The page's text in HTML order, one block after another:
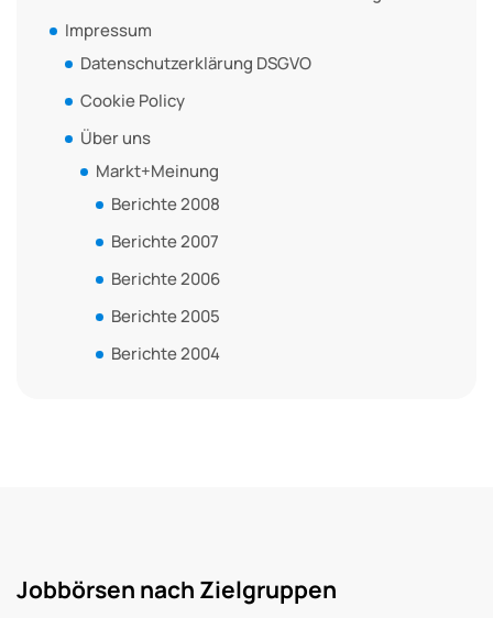
Impressum
Datenschutzerklärung DSGVO
Cookie Policy
Über uns
Markt+Meinung
Berichte 2008
Berichte 2007
Berichte 2006
Berichte 2005
Berichte 2004
Jobbörsen nach Zielgruppen